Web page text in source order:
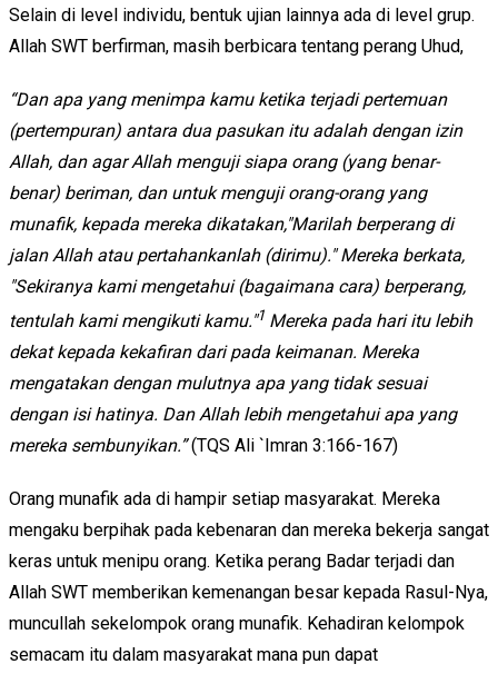
Selain di level individu, bentuk ujian lainnya ada di level grup.
Allah SWT berfirman, masih berbicara tentang perang Uhud,
“Dan apa yang menimpa kamu ketika terjadi pertemuan
(pertempuran) antara dua pasukan itu adalah dengan izin
Allah, dan agar Allah menguji siapa orang (yang benar-
benar) beriman, dan untuk menguji orang-orang yang
munafik, kepada mereka dikatakan,"Marilah berperang di
jalan Allah atau pertahankanlah (dirimu)." Mereka berkata,
"Sekiranya kami mengetahui (bagaimana cara) berperang,
tentulah kami mengikuti kamu."1 Mereka pada hari itu lebih
dekat kepada kekafiran dari pada keimanan. Mereka
mengatakan dengan mulutnya apa yang tidak sesuai
dengan isi hatinya. Dan Allah lebih mengetahui apa yang
mereka sembunyikan.”(TQS Ali `Imran 3:166-167)
Orang munafik ada di hampir setiap masyarakat. Mereka
mengaku berpihak pada kebenaran dan mereka bekerja sangat
keras untuk menipu orang. Ketika perang Badar terjadi dan
Allah SWT memberikan kemenangan besar kepada Rasul-Nya,
muncullah sekelompok orang munafik. Kehadiran kelompok
semacam itu dalam masyarakat mana pun dapat